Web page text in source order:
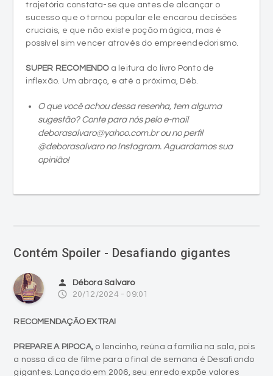
trajetória constata-se que antes de alcançar o
sucesso que o tornou popular ele encarou decisões
cruciais, e que não existe poção mágica, mas é
possível sim vencer através do empreendedorismo.
SUPER RECOMENDO a leitura do livro Ponto de
inflexão. Um abraço, e até a próxima, Déb.
O que você achou dessa resenha, tem alguma
sugestão? Conte para nós pelo e-mail
deborasalvaro@yahoo.com.br ou no perfil
@deborasalvaro no Instagram. Aguardamos sua
opinião!
Contém Spoiler - Desafiando gigantes
person Débora Salvaro
access_time 20/12/2024 - 09:01
RECOMENDAÇÃO EXTRA!
PREPARE A PIPOCA, o lencinho, reúna a família na sala, pois
a nossa dica de filme para o final de semana é Desafiando
gigantes. Lançado em 2006, seu enredo expõe valores